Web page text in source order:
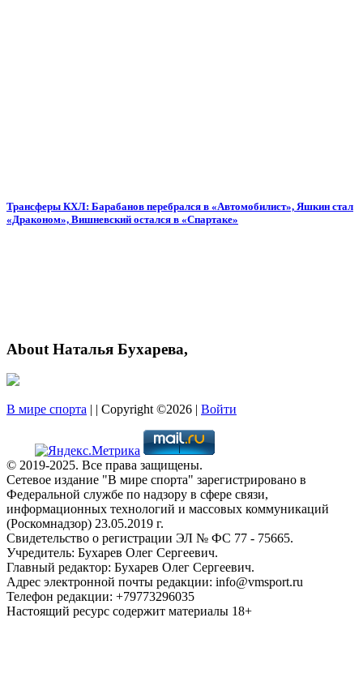
Трансферы КХЛ: Барабанов перебрался в «Автомобилист», Яшкин стал
«Драконом», Вишневский остался в «Спартаке»
About Наталья Бухарева,
В мире спорта | | Copyright ©2026 | Войти
© 2019-2025. Все права защищены.
Сетевое издание "В мире спорта" зарегистрировано в
Федеральной службе по надзору в сфере связи,
информационных технологий и массовых коммуникаций
(Роскомнадзор) 23.05.2019 г.
Свидетельство о регистрации ЭЛ № ФС 77 - 75665.
Учредитель: Бухарев Олег Сергеевич.
Главный редактор: Бухарев Олег Сергеевич.
Адрес электронной почты редакции: info@vmsport.ru
Телефон редакции: +79773296035
Настоящий ресурс содержит материалы 18+